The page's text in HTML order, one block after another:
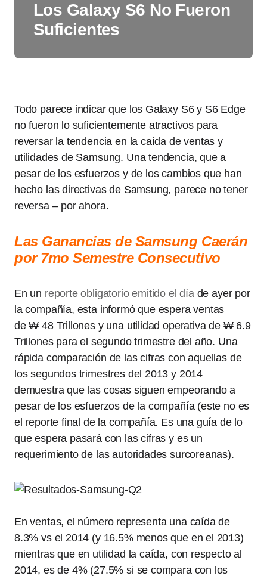
Los Galaxy S6 No Fueron
Suficientes
Todo parece indicar que los Galaxy S6 y S6 Edge
no fueron lo suficientemente atractivos para
reversar la tendencia en la caída de ventas y
utilidades de Samsung. Una tendencia, que a
pesar de los esfuerzos y de los cambios que han
hecho las directivas de Samsung, parece no tener
reversa – por ahora.
Las Ganancias de Samsung Caerán
por 7mo Semestre Consecutivo
En un reporte obligatorio emitido el díade ayer por
la compañía, esta informó que espera ventas
de₩48 Trillones y una utilidad operativa de ₩ 6.9
Trillones para el segundo trimestre del año. Una
rápida comparación de las cifras con aquellas de
los segundos trimestres del 2013 y 2014
demuestra que las cosas siguen empeorando a
pesar de los esfuerzos de la compañía (este no es
el reporte final de la compañía. Es una guía de lo
que espera pasará con las cifras y es un
requerimiento de las autoridades surcoreanas).
En ventas, el número representa una caída de
8.3% vs el 2014 (y 16.5% menos que en el 2013)
mientras que en utilidad la caída, con respecto al
2014, es de 4% (27.5% si se compara con los